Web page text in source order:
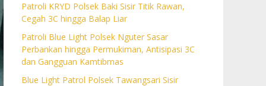
Patroli KRYD Polsek Baki Sisir Titik Rawan,
Cegah 3C hingga Balap Liar
Patroli Blue Light Polsek Nguter Sasar
Perbankan hingga Permukiman, Antisipasi 3C
dan Gangguan Kamtibmas
Blue Light Patrol Polsek Tawangsari Sisir